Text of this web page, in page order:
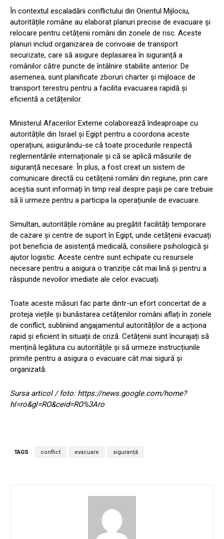
În contextul escaladării conflictului din Orientul Mijlociu,
autoritățile române au elaborat planuri precise de evacuare și
relocare pentru cetățenii români din zonele de risc. Aceste
planuri includ organizarea de convoaie de transport
securizate, care să asigure deplasarea în siguranță a
românilor către puncte de întâlnire stabilite anterior. De
asemenea, sunt planificate zboruri charter și mijloace de
transport terestru pentru a facilita evacuarea rapidă și
eficientă a cetățenilor.
Ministerul Afacerilor Externe colaborează îndeaproape cu
autoritățile din Israel și Egipt pentru a coordona aceste
operațiuni, asigurându-se că toate procedurile respectă
reglementările internaționale și că se aplică măsurile de
siguranță necesare. În plus, a fost creat un sistem de
comunicare directă cu cetățenii români din regiune, prin care
aceștia sunt informați în timp real despre pașii pe care trebuie
să îi urmeze pentru a participa la operațiunile de evacuare.
Simultan, autoritățile române au pregătit facilități temporare
de cazare și centre de suport în Egipt, unde cetățenii evacuați
pot beneficia de asistență medicală, consiliere psihologică și
ajutor logistic. Aceste centre sunt echipate cu resursele
necesare pentru a asigura o tranziție cât mai lină și pentru a
răspunde nevoilor imediate ale celor evacuați.
Toate aceste măsuri fac parte dintr-un efort concertat de a
proteja viețile și bunăstarea cetățenilor români aflați în zonele
de conflict, subliniind angajamentul autorităților de a acționa
rapid și eficient în situații de criză. Cetățenii sunt încurajați să
mențină legătura cu autoritățile și să urmeze instrucțiunile
primite pentru a asigura o evacuare cât mai sigură și
organizată.
Sursa articol / foto: https://news.google.com/home?
hl=ro&gl=RO&ceid=RO%3Aro
TAGS conflict evacuare siguranță